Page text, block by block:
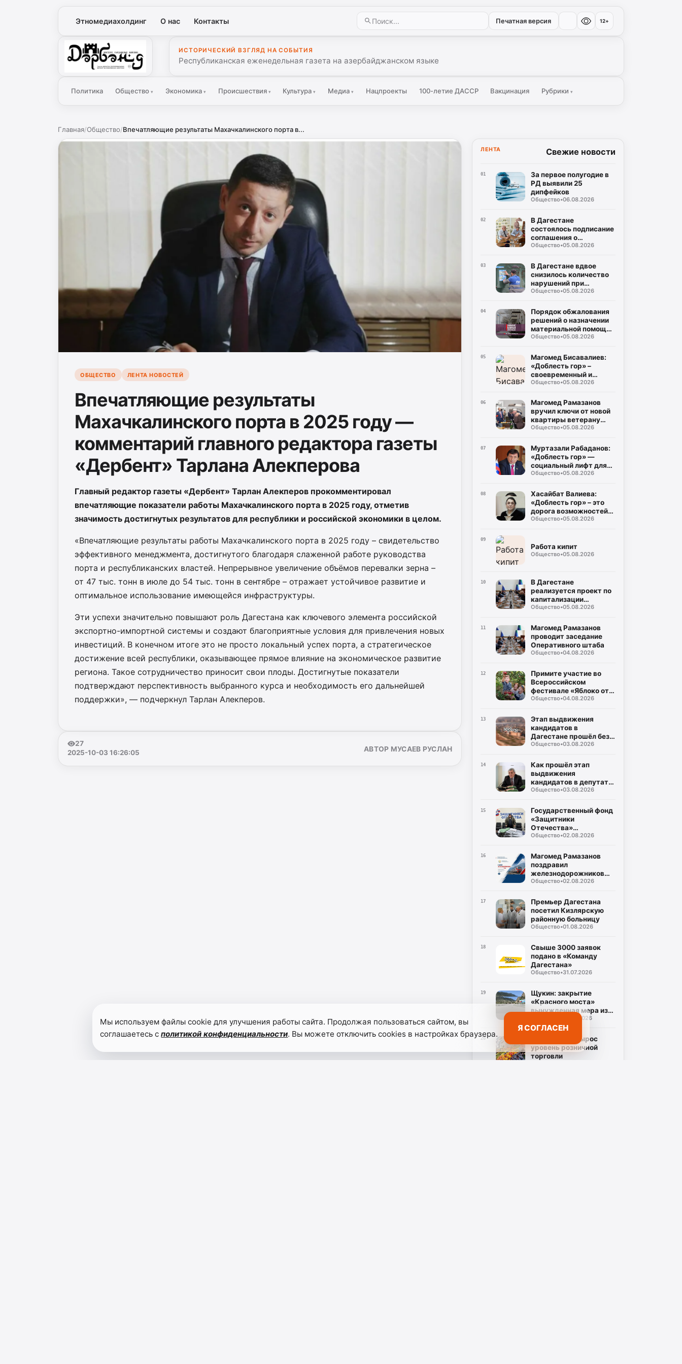
Этномедиахолдинг О нас Контакты Печатная версия 12+
Дербенд
ИСТОРИЧЕСКИЙ ВЗГЛЯД НА СОБЫТИЯ
Республиканская еженедельная газета на азербайджанском языке
Политика Общество▾ Экономика ▾ Происшествия ▾ Культура▾ Медиа▾ Нацпроекты 100-летие ДАССР Вакцинация Рубрики▾
Главная/Общество/Впечатляющие результаты Махачкалинского порта в...
ОБЩЕСТВО ЛЕНТА НОВОСТЕЙ
Впечатляющие результаты
Махачкалинского порта в 2025 году —
комментарий главного редактора газеты
«Дербент» Тарлана Алекперова
Главный редактор газеты «Дербент» Тарлан Алекперов прокомментировал
впечатляющие показатели работы Махачкалинского порта в 2025 году, отметив
значимость достигнутых результатов для республики и российской экономики в целом.
«Впечатляющие результаты работы Махачкалинского порта в 2025 году – свидетельство
эффективного менеджмента, достигнутого благодаря слаженной работе руководства
порта и республиканских властей. Непрерывное увеличение объёмов перевалки зерна –
от 47 тыс. тонн в июле до 54 тыс. тонн в сентябре – отражает устойчивое развитие и
оптимальное использование имеющейся инфраструктуры.
Эти успехи значительно повышают роль Дагестана как ключевого элемента российской
экспортно-импортной системы и создают благоприятные условия для привлечения новых
инвестиций. В конечном итоге это не просто локальный успех порта, а стратегическое
достижение всей республики, оказывающее прямое влияние на экономическое развитие
региона. Такое сотрудничество приносит свои плоды. Достигнутые показатели
подтверждают перспективность выбранного курса и необходимость его дальнейшей
поддержки», — подчеркнул Тарлан Алекперов.
27
2025-10-03 16:26:05
АВТОР МУСАЕВ РУСЛАН
ЛЕНТА Свежие новости
01
За первое полугодие в
РД выявили 25
дипфейков
Общество•06.08.2026
02
В Дагестане
состоялось подписание
соглашения о
совместном контроле
выборами
Общество•05.08.2026
03
В Дагестане вдвое
снизилось количество
нарушений при
газопотреблении
Общество•05.08.2026
04
Порядок обжалования
решений о назначении
материальной помощи
пострадавшим в
Общество•05.08.2026
05
Магомед Бисавалиев:
«Доблесть гор» –
своевременный и
долгожданный ответ на
Общество•05.08.2026
06
Магомед Рамазанов
вручил ключи от новой
квартиры ветерану
Великой Отечественной
Багаудинову
Общество•05.08.2026
07
Муртазали Рабаданов:
«Доблесть гор» —
социальный лифт для
героев СВО
Общество•05.08.2026
08
Хасайбат Валиева:
«Доблесть гор» – это
дорога возможностей
для героев,
Общество•05.08.2026
09
Работа кипит
Общество•05.08.2026
10
В Дагестане
реализуется проект по
капитализации
территорий
Общество•05.08.2026
11
Магомед Рамазанов
проводит заседание
Оперативного штаба
Общество•04.08.2026
12
Примите участие во
Всероссийском
фестивале «Яблоко от
Яблони»
Общество•04.08.2026
13
Этап выдвижения
кандидатов в
Дагестане прошёл без
жалоб и нарушений
Общество•03.08.2026
14
Как прошёл этап
выдвижения
кандидатов в депутаты
Госдумы РФ и
РД?
Общество•03.08.2026
15
Государственный фонд
«Защитники
Отечества»
обеспечивает
адаптивной одеждой
Общество•02.08.2026
16
Магомед Рамазанов
поздравил
железнодорожников
Дагестана с
праздником
Общество•02.08.2026
17
Премьер Дагестана
посетил Кизлярскую
районную больницу
Общество•01.08.2026
18
Свыше 3000 заявок
подано в «Команду
Дагестана»
Общество•31.07.2026
19
Щукин: закрытие
«Красного моста»
вынужденная мера из-
за угрозы обрушения
31.07.2026
20
В Дагестане вырос
уровень розничной
торговли
Мы используем файлы cookie для улучшения работы сайта. Продолжая пользоваться сайтом, вы
соглашаетесь сполитикой конфиденциальности. Вы можете отключить cookies в настройках браузера.
Я СОГЛАСЕН